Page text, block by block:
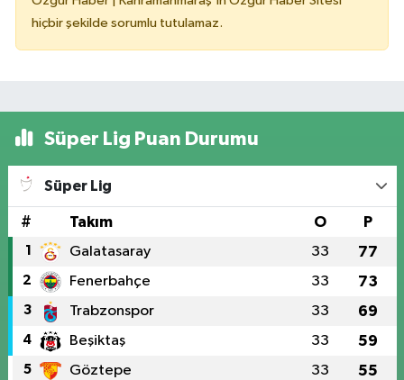
hiçbir şekilde sorumlu tutulamaz.
Süper Lig Puan Durumu
Süper Lig
# Takım O P
1 Galatasaray 33 77
2 Fenerbahçe 33 73
3 Trabzonspor 33 69
4 Beşiktaş 33 59
5 Göztepe 33 55